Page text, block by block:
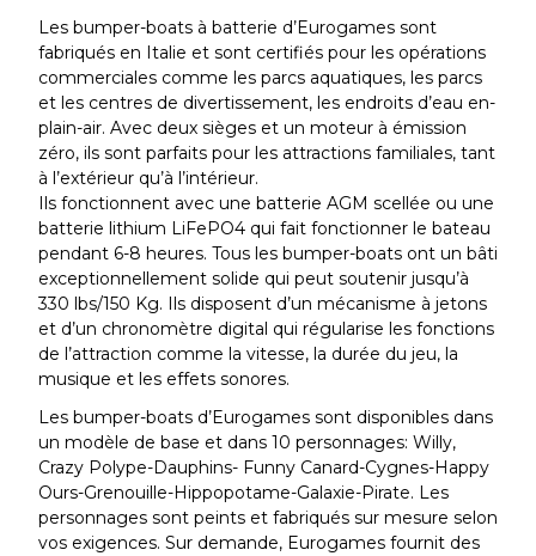
Les bumper-boats à batterie d’Eurogames sont
fabriqués en Italie et sont certifiés pour les opérations
commerciales comme les parcs aquatiques, les parcs
et les centres de divertissement, les endroits d’eau en-
plain-air. Avec deux sièges et un moteur à émission
zéro, ils sont parfaits pour les attractions familiales, tant
à l’extérieur qu’à l’intérieur.
Ils fonctionnent avec une batterie AGM scellée ou une
batterie lithium LiFePO4 qui fait fonctionner le bateau
pendant 6-8 heures. Tous les bumper-boats ont un bâti
exceptionnellement solide qui peut soutenir jusqu’à
330 lbs/150 Kg. Ils disposent d’un mécanisme à jetons
et d’un chronomètre digital qui régularise les fonctions
de l’attraction comme la vitesse, la durée du jeu, la
musique et les effets sonores.
Les bumper-boats d’Eurogames sont disponibles dans
un modèle de base et dans 10 personnages: Willy,
Crazy Polype-Dauphins- Funny Canard-Cygnes-Happy
Ours-Grenouille-Hippopotame-Galaxie-Pirate. Les
personnages sont peints et fabriqués sur mesure selon
vos exigences. Sur demande, Eurogames fournit des